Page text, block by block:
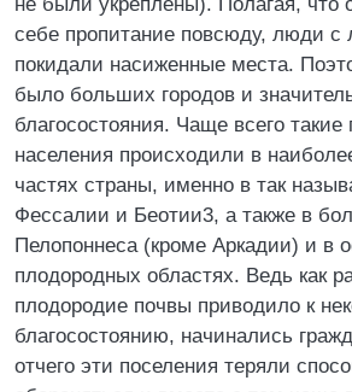
себе пропитание повсюду, люди с
покидали насиженные места.
было больших городов и
благосостояния. Чаще всего
населения происходили в
частях страны, именно в так
Фессалии и Беотии3, а также в
Пелопоннеса (кроме Аркадии) и в
плодородных областях. Ведь как
плодородие почвы приводило к
благосостоянию, начинались
отчего эти поселения теряли